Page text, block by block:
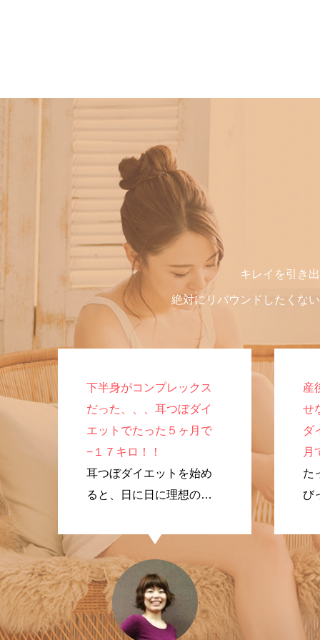
キレイを引き
絶対にリバウンドしたくな
下半身がコンプレックス
だった、、、耳つぼダイ
エットでたった５ヶ月で
−１７キロ！！
耳つぼダイエットを始め
ると、日に日に理想のプ
いきました！
産
せ
ダ
月
た
び
で